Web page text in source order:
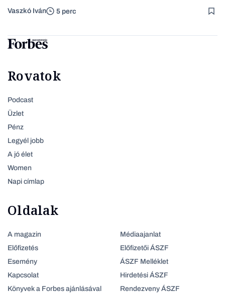
Vaszkó Iván 5 perc
Rovatok
Podcast
Üzlet
Pénz
Legyél jobb
A jó élet
Women
Napi címlap
Oldalak
A magazin
Előfizetés
Esemény
Kapcsolat
Könyvek a Forbes ajánlásával
Médiaajanlat
Előfizetői ÁSZF
ÁSZF Melléklet
Hirdetési ÁSZF
Rendezveny ÁSZF